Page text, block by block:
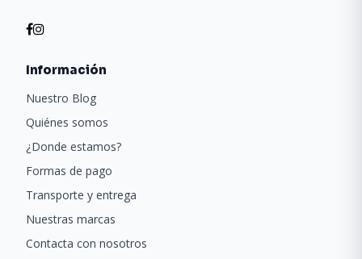
Información
Nuestro Blog
Quiénes somos
¿Donde estamos?
Formas de pago
Transporte y entrega
Nuestras marcas
Contacta con nosotros